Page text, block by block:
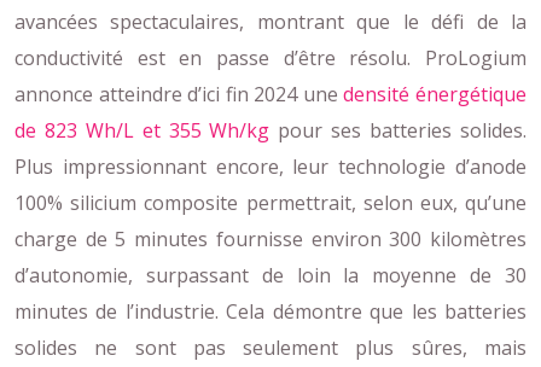
avancées spectaculaires, montrant que le défi de la
conductivité est en passe d’être résolu. ProLogium
annonce atteindre d’ici fin 2024 unedensité énergétique
de 823 Wh/L et 355 Wh/kg pour ses batteries solides.
Plus impressionnant encore, leur technologie d’anode
100% silicium composite permettrait, selon eux, qu’une
charge de 5 minutes fournisse environ 300 kilomètres
d’autonomie, surpassant de loin la moyenne de 30
minutes de l’industrie. Cela démontre que les batteries
solides ne sont pas seulement plus sûres, mais